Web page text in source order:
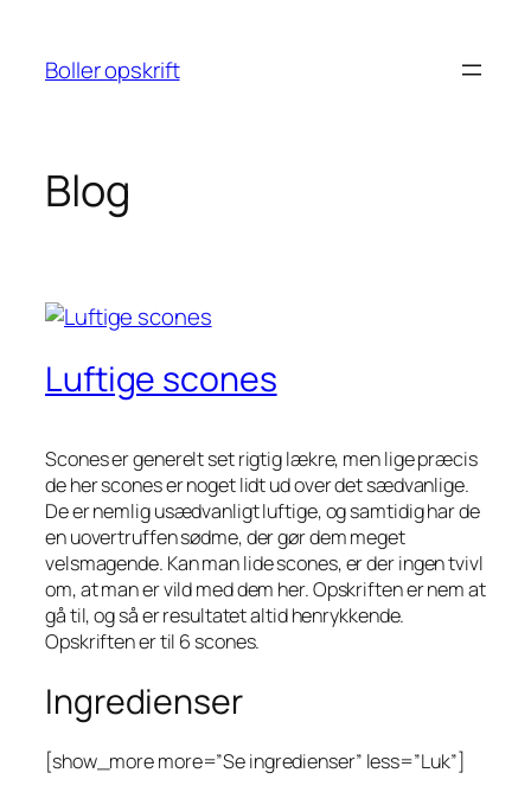
indhold
Boller opskrift
Blog
Luftige scones
Scones er generelt set rigtig lækre, men lige præcis
de her scones er noget lidt ud over det sædvanlige.
De er nemlig usædvanligt luftige, og samtidig har de
en uovertruffen sødme, der gør dem meget
velsmagende. Kan man lide scones, er der ingen tvivl
om, at man er vild med dem her. Opskriften er nem at
gå til, og så er resultatet altid henrykkende.
Opskriften er til 6 scones.
Ingredienser
[show_more more=”Se ingredienser” less=”Luk”]